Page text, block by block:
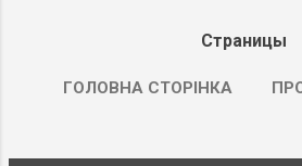
Страницы
ГОЛОВНА СТОРІНКА